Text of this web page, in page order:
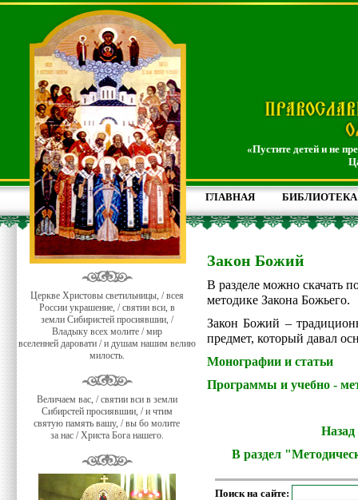
«Пустите детей и не
ГЛАВНАЯ БИБЛИОТЕКА
Церкве Христовы светильницы, / всея
России украшение, / святии вси, в
земли Сибиристей просиявшии, /
Владыку всех молите / мир
вселенней даровати / и душам нашим велию
милость.
Величаем вас, / святии вси в земли
Сибирстей просиявшии, / и чтим
святую память вашу, / вы бо молите
за нас / Христа Бога нашего.
Закон Божий
В разделе можно скачать
методике Закона Божьего.
Закон Божий –
предмет, который давал
Монографии и статьи
Программы и учебно -
В раздел
Поиск на сайте: